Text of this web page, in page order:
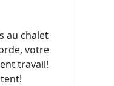
au chalet
votre
travail!